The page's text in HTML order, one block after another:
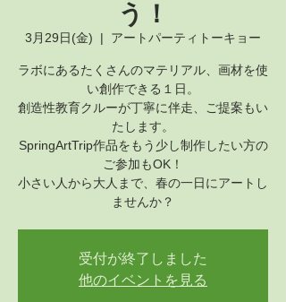
う！
3月29日(金)
  |
アートパーティトーキョー
ラボにあるたくさんのマテリアル、画材を使
い創作できる１日。
創造性教育クルーが丁寧に伴走、ご提案もい
たします。
SpringArtTrip作品をもう少し制作したい方の
ご参加もOK！
小さい人から大人まで、春の一日にアートし
ませんか？
受付が終了しました
他のイベントを見る